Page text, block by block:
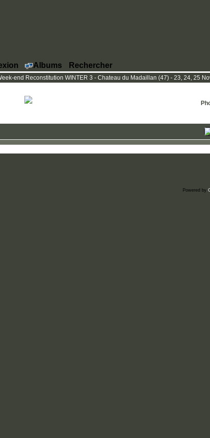
Albums Rechercher
end Reconstitution WINTER 3 - Chateau du Madaillan (47) - 23, 24, 25
Powered by